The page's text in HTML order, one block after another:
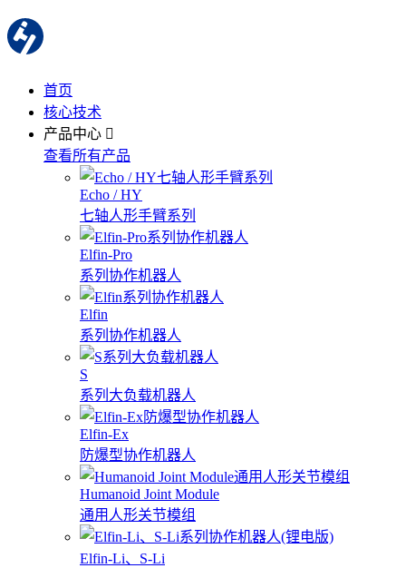
首页
核心技术
产品中心
查看所有产品
Echo / HY
七轴人形手臂系列
Elfin-Pro
系列协作机器人
Elfin
系列协作机器人
S
系列大负载机器人
Elfin-Ex
防爆型协作机器人
Humanoid Joint Module
通用人形关节模组
Elfin-Li、S-Li